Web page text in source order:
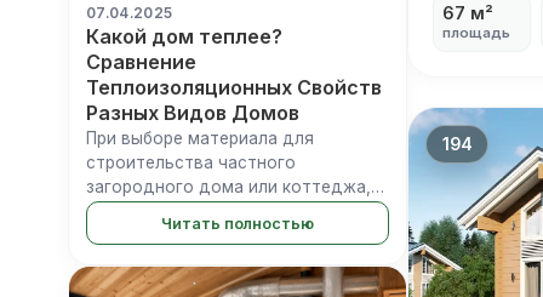
07.04.2025
Какой дом теплее?
Сравнение
Теплоизоляционных Свойств
Разных Видов Домов
При выборе материала для
строительства частного
загородного дома или коттеджа,
одним из самых важных вопросов
является его способность
напрямую зависят комфорт
Читать полностью
67 м²
площадь
194